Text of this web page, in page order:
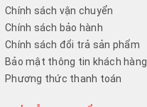
Chính sách vận chuyển
Chính sách bảo hành
Chính sách đổi trả sản phẩm
Bảo mật thông tin khách hàng
Phương thức thanh toán